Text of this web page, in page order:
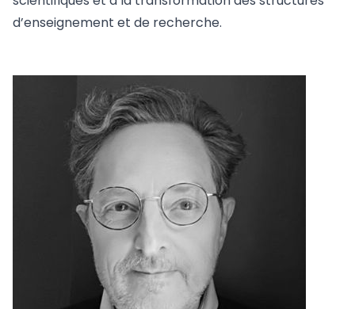
d’enseignement et de recherche.